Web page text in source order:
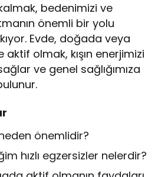
bedenimizi ve
önemli bir yolu
Evde, doğada veya
olmak, kışın enerjimizi
ve genel sağlığımıza
önemlidir?
hızlı egzersizler nelerdir?